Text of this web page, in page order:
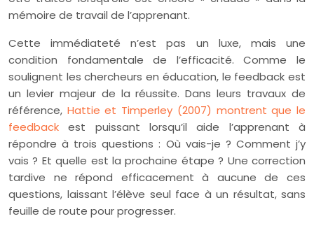
mémoire de travail de l’apprenant.
Cette immédiateté n’est pas un luxe, mais une
condition fondamentale de l’efficacité. Comme le
soulignent les chercheurs en éducation, le feedback est
un levier majeur de la réussite. Dans leurs travaux de
référence, Hattie et Timperley (2007) montrent que le
feedback est puissant lorsqu’il aide l’apprenant à
répondre à trois questions : Où vais-je ? Comment j’y
vais ? Et quelle est la prochaine étape ? Une correction
tardive ne répond efficacement à aucune de ces
questions, laissant l’élève seul face à un résultat, sans
feuille de route pour progresser.